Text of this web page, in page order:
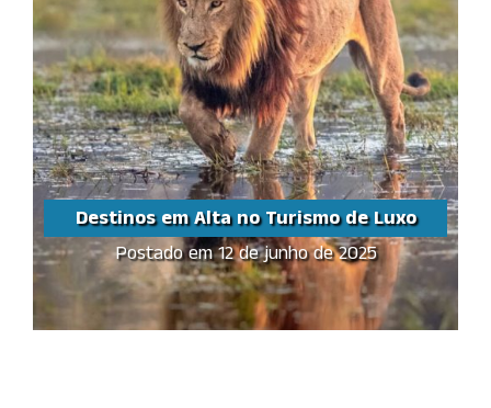
Destinos em Alta no Turismo de Luxo
Postado em 12 de junho de 2025
Destinos em Alta no
Turismo de Luxo